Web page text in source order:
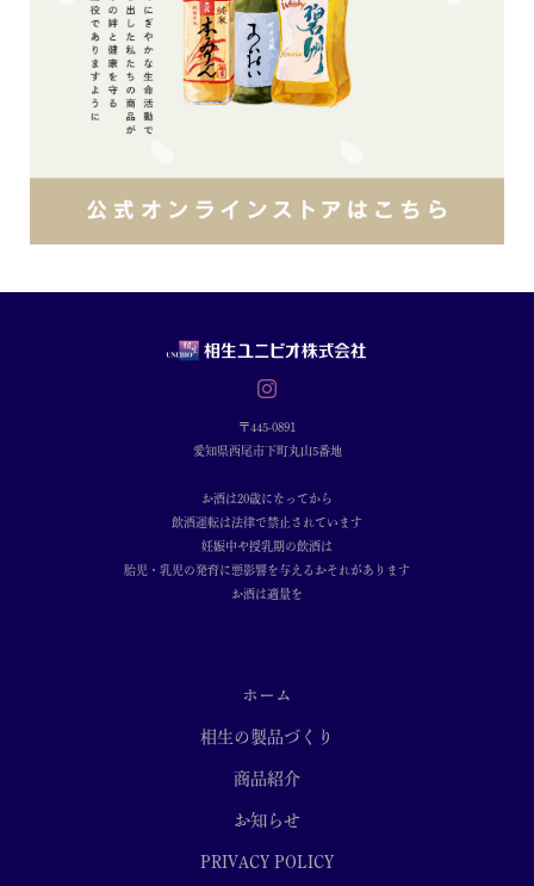
〒445-0891
愛知県西尾市下町丸山5番地
お酒は20歳になってから
飲酒運転は法律で禁止されています
妊娠中や授乳期の飲酒は
胎児・乳児の発育に悪影響を与えるおそれがあります
お酒は適量を
ホーム
相生の製品づくり
商品紹介
お知らせ
PRIVACY POLICY